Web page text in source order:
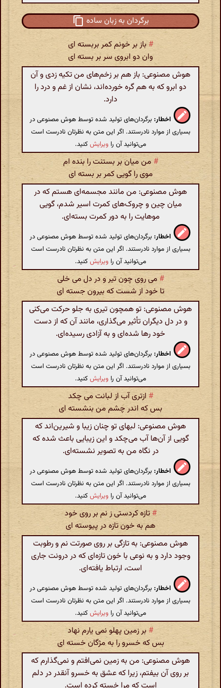
برگردان به زبان ساده
#باز بر خونم کمر بربسته ای
وان دو ابروی سر بر بسته ای
هوش مصنوعی: باز هم بر زخم‌های من تکیه زدی و آن
دو ابرو که به هم گره خورده‌اند، نشان از غم و درد را
دارد.
اخطار: برگردان‌های تولید شده توسط هوش مصنوعی در
بسیاری از موارد نادرستند. اگر این متن به نظرتان نادرست است
می‌توانید آن را ویرایشکنید.
# من میان بر بستنت را بنده ام
موی را گویی کمر بر بسته ای
هوش مصنوعی: من مانند مجسمه‌ای هستم که در
میان چین و چروک‌های کمرت اسیر شدم، گویی
موهایت را به دور کمرت بسته‌ای.
اخطار: برگردان‌های تولید شده توسط هوش مصنوعی در
بسیاری از موارد نادرستند. اگر این متن به نظرتان نادرست است
می‌توانید آن را ویرایشکنید.
# می روی چون تیر و در دل می خلی
تا خود از شست که بیرون جسته ای
هوش مصنوعی: تو همچون تیری به جلو حرکت می‌کنی
و در دل دیگران تأثیر می‌گذاری، مانند آن که از دست
خود رها شده‌ای و به آزادی رسیده‌ای.
اخطار: برگردان‌های تولید شده توسط هوش مصنوعی در
بسیاری از موارد نادرستند. اگر این متن به نظرتان نادرست است
می‌توانید آن را ویرایشکنید.
# ازتری آب از لبانت می چکد
بس که اندر چشم من بنشسته ای
هوش مصنوعی: لبهای تو چنان زیبا و شیرین‌اند که
گویی از آن‌ها آب می‌چکد و این زیبایی باعث شده که
در نگاه من به تصویر نشسته‌ای.
اخطار: برگردان‌های تولید شده توسط هوش مصنوعی در
بسیاری از موارد نادرستند. اگر این متن به نظرتان نادرست است
می‌توانید آن را ویرایشکنید.
# تازه کردستی ز نم بر روی خود
هم به خون تازه در پیوسته ای
هوش مصنوعی: به تازگی بر روی صورتت نم و رطوبت
وجود دارد و به نوعی با خون تازه‌ای که در درونت جاری
است، ارتباط یافته‌ای.
اخطار: برگردان‌های تولید شده توسط هوش مصنوعی در
بسیاری از موارد نادرستند. اگر این متن به نظرتان نادرست است
می‌توانید آن را ویرایشکنید.
# بر زمین پهلو نمی یارم نهاد
بس که خسرو را به مژگان خسته ای
هوش مصنوعی: من به زمین نمی‌افتم و نمی‌گذارم که
بر روی آن بیفتم، زیرا که عشق به خسرو آنقدر در دلم